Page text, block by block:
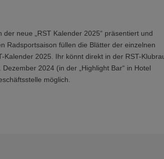
neue „RST Kalender 2025“ präsentiert und
Radsportsaison füllen die Blätter der einzelnen
2025. Ihr könnt direkt in der RST-
2024 (in der „Highlight Bar“ in Hotel
möglich.